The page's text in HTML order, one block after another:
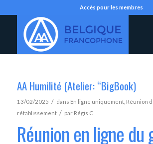
Accès pour les membres
AA Humilité (Atelier: “BigBook)
13/02/2025 / dans En ligne uniquement, Réunion
rétablissement / par Régis C
Réunion en ligne du